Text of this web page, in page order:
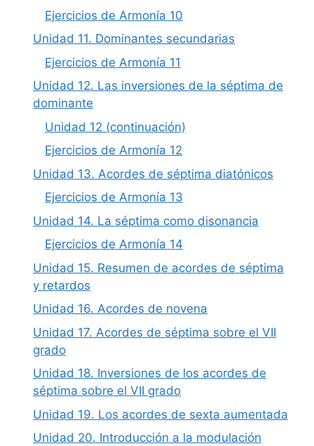
Ejercicios de Armonía 10
Unidad 11. Dominantes secundarias
Ejercicios de Armonía 11
Unidad 12. Las inversiones de la séptima de
dominante
Unidad 12 (continuación)
Ejercicios de Armonía 12
Unidad 13. Acordes de séptima diatónicos
Ejercicios de Armonía 13
Unidad 14. La séptima como disonancia
Ejercicios de Armonía 14
Unidad 15. Resumen de acordes de séptima
y retardos
Unidad 16. Acordes de novena
Unidad 17. Acordes de séptima sobre el VII
grado
Unidad 18. Inversiones de los acordes de
séptima sobre el VII grado
Unidad 19. Los acordes de sexta aumentada
Unidad 20. Introducción a la modulación